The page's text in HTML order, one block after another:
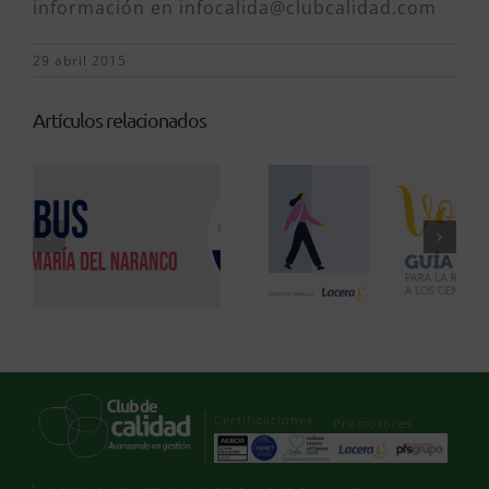
información en infocalida@clubcalidad.com
29 abril 2015
Artículos relacionados
Certificaciones Promotores